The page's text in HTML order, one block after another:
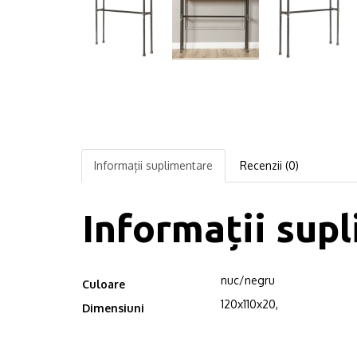
Informații suplimentare Recenzii (0)
Informații
Culoare nuc/negru
Dimensiuni 120x110x20,